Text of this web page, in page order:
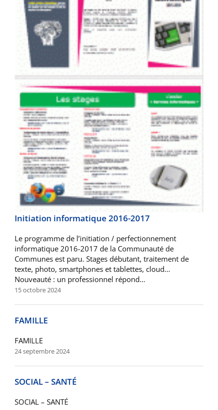
Initiation informatique 2016-2017
Le programme de l’initiation / perfectionnement
informatique 2016-2017 de la Communauté de
Communes est paru. Stages débutant, traitement de
texte, photo, smartphones et tablettes, cloud…
Nouveauté : un professionnel répond…
15 octobre 2024
FAMILLE
FAMILLE
24 septembre 2024
SOCIAL – SANTÉ
SOCIAL – SANTÉ